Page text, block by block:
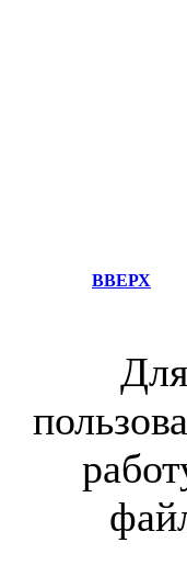
ВВЕРХ